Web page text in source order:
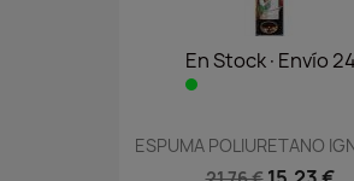
En Stock·Envío
ESPUMA POLIURETANO